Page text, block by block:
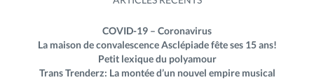
COVID-19 – Coronavirus
La maison de convalescence Asclépiade fête ses 15 ans!
Petit lexique du polyamour
Trans Trenderz: La montée d’un nouvel empire musical